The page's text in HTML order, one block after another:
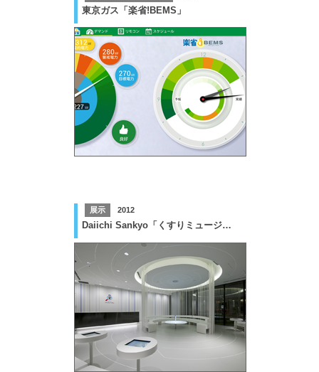
東京ガス「楽省!BEMS」
展示 2012
Daiichi Sankyo「くすりミュージアム」